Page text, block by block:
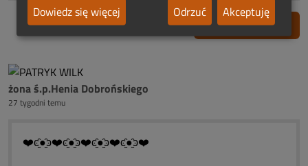
Zgłoś nadużycie
żona ś.p.Henia Dobrońskiego
27 tygodni temu
❤️ͼ̮̑●̮̑ͽ❤️ͼ̮̑●̮̑ͽ❤️ͼ̮̑●̮̑ͽ❤️ͼ̮̑●̮̑ͽ❤️
Dowiedz się więcej
Odrzuć Akceptuję